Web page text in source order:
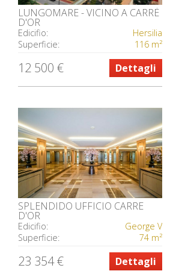
LUNGOMARE - VICINO A CARRÉ
D'OR
Edicifio:
Hersilia
Superficie:
116 m²
12 500 € Dettagli
SPLENDIDO UFFICIO CARRE
D'OR
Edicifio:
George V
Superficie:
74 m²
23 354 € Dettagli